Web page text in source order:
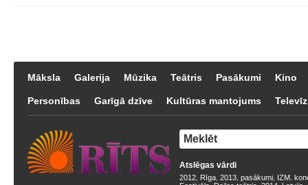
Māksla Galerija Mūzika Teātris Pasākumi Kino
Personības Garīgā dzīve Kultūras mantojums
Atslēgas vārdi
2012 Rīga 2013 pasākumi IZM